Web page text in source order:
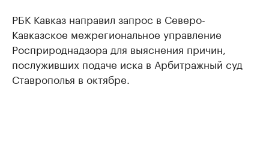
РБК Кавказ направил запрос в Северо-
Кавказское межрегиональное управление
Росприроднадзора для выяснения причин,
послуживших подаче иска в Арбитражный суд
Ставрополья в октябре.